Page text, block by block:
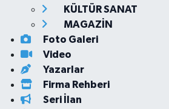
KÜLTÜR SANAT
MAGAZİN
Foto Galeri
Video
Yazarlar
Firma Rehberi
Seri İlan